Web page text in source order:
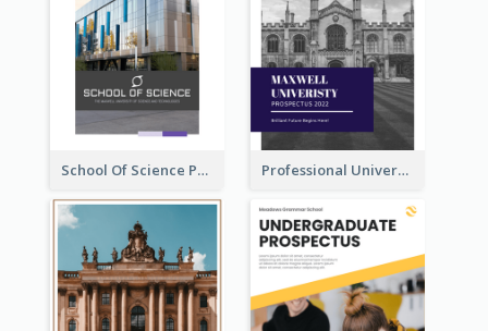
School Of Science Prospectus Professional University Prospectus